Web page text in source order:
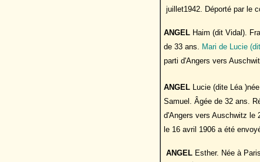
juillet1942. Déporté par le
ANGEL Haim (dit Vidal).
de 33 ans. Mari de Lucie
parti d'Angers vers
ANGEL Lucie (dite Léa )née
Samuel. Âgée de 32 ans.
d'Angers vers Auschwitz le
le 16 avril 1906 a été
ANGEL Esther. Née à